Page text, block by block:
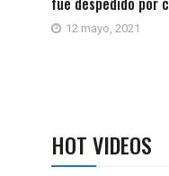
12 mayo, 2021
HOT VIDEOS